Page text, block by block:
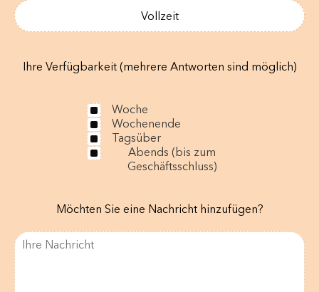
Vollzeit
Ihre Verfügbarkeit (mehrere Antworten sind möglich)
Woche
Wochenende
Tagsüber
Abends (bis zum
Geschäftsschluss)
Möchten Sie eine Nachricht hinzufügen?